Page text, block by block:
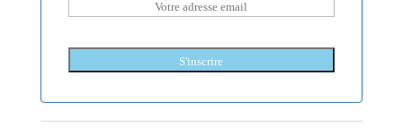
S'inscrire